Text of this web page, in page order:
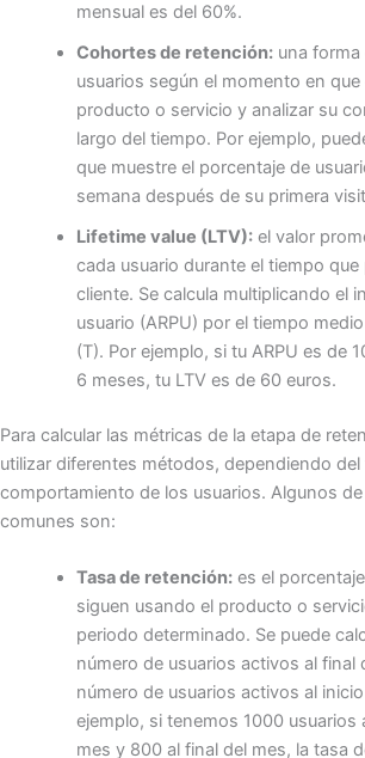
mensual es del 60%.
Cohortes de retención:una forma
usuarios según el momento en
producto o servicio y analizar su
largo del tiempo. Por ejemplo,
que muestre el porcentaje de
semana después de su primera
Lifetime value (LTV):el valor
cada usuario durante el tiempo
cliente. Se calcula multiplicando el
usuario (ARPU) por el tiempo
(T). Por ejemplo, si tu ARPU es de
6 meses, tu LTV es de 60 euros.
Para calcular las métricas de la etapa de
utilizar diferentes métodos, dependiendo
comportamiento de los usuarios. Algunos
comunes son:
Tasa de retención:es el
siguen usando el producto o
periodo determinado. Se puede
número de usuarios activos al final
número de usuarios activos al
ejemplo, si tenemos 1000 usuarios
mes y 800 al final del mes, la tasa